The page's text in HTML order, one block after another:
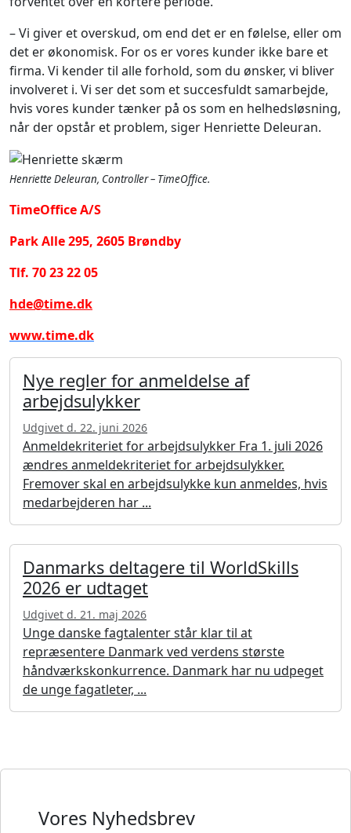
– Vi giver et overskud, om end det er en følelse, eller om
det er økonomisk. For os er vores kunder ikke bare et
firma. Vi kender til alle forhold, som du ønsker, vi bliver
involveret i. Vi ser det som et succesfuldt samarbejde,
hvis vores kunder tænker på os som en helhedsløsning,
når der opstår et problem, siger Henriette Deleuran.
Henriette Deleuran, Controller – TimeOffice.
TimeOffice A/S
Park Alle 295, 2605 Brøndby
Tlf. 70 23 22 05
hde@time.dk
www.time.dk
Nye regler for anmeldelse af
arbejdsulykker
Udgivet d. 22. juni 2026
Anmeldekriteriet for arbejdsulykker Fra 1. juli 2026
ændres anmeldekriteriet for arbejdsulykker.
Fremover skal en arbejdsulykke kun anmeldes, hvis
medarbejderen har ...
Danmarks deltagere til WorldSkills
2026 er udtaget
Udgivet d. 21. maj 2026
Unge danske fagtalenter står klar til at
repræsentere Danmark ved verdens største
håndværkskonkurrence. Danmark har nu udpeget
de unge fagatleter, ...
Vores Nyhedsbrev